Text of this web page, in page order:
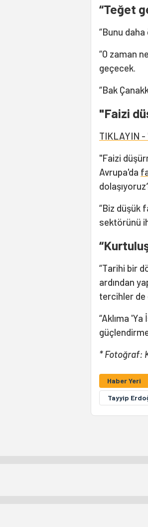
“Teğet
“Bunu
“O zaman
geçecek.
“Bak
"Faizi
TIKLAYIN -
"Faizi
Avrupa'da
“Biz düşük
sektörünü
“Tarihi bir
ardından
tercihler de
“Aklıma
* Fotoğraf:
Haber Yeri
Tayyip